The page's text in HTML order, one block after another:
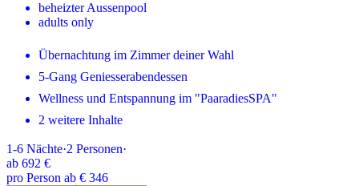
beheizter Aussenpool
adults only
Übernachtung im Zimmer deiner Wahl
5-Gang Geniesserabendessen
Wellness und Entspannung im "PaaradiesSPA"
2 weitere Inhalte
1-6 Nächte·2 Personen·
ab 692 €
pro Person ab € 346